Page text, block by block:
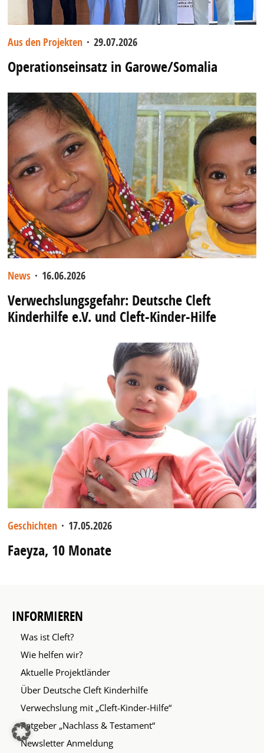
Aus den Projekten · 29.07.2026
Operationseinsatz in Garowe/Somalia
News · 16.06.2026
Verwechslungsgefahr: Deutsche Cleft
Kinderhilfe e.V. und Cleft-Kinder-Hilfe
Geschichten · 17.05.2026
Faeyza, 10 Monate
INFORMIEREN
Was ist Cleft?
Wie helfen wir?
Aktuelle Projektländer
Über Deutsche Cleft Kinderhilfe
Verwechslung mit „Cleft-Kinder-Hilfe“
Ratgeber „Nachlass & Testament“
Newsletter Anmeldung